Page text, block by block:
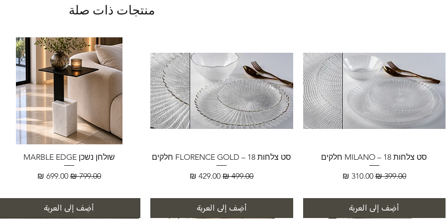
منتجات ذات صلة
סט צלחות MILANO – 18 חלקים
سعر عادي‏399.00 ₪ سعر البيع‏310.00 ₪
أضِف إلى العربة
סט צלחות FLORENCE GOLD – 18 חלקים
سعر عادي‏499.00 ₪ سعر البيع
أضِف إلى العربة
שולחן נשכן MARBLE EDGE
سعر عادي‏799.00 ₪ سعر البيع‏699.00 ₪
أضِف إلى العربة